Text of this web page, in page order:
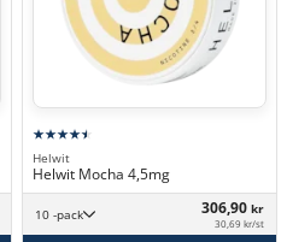
Helwit
Helwit Mocha 4,5mg
10 -pack 306,90 kr
30,69 kr/st